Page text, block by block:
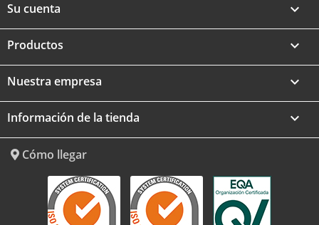
Su cuenta 
Productos 
Nuestra empresa 
Información de la tienda keyboard_arrow_down
Cómo llegar